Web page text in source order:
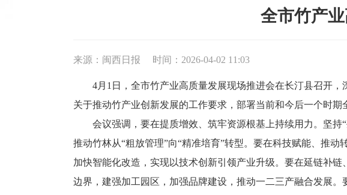
全市竹产
来源：闽西日报 时间：2026-04-02 11:03
4月1日，全市竹产业高质量发展现场推进会在长汀县召开，
关于推动竹产业创新发展的工作要求，部署当前和今后一个时
会议强调，要在提质增效、筑牢资源根基上持续用力。坚持“
推动竹林从“粗放管理”向“精准培育”转型。要在科技赋能、推
加快智能化改造，实现以技术创新引领产业升级。要在延链补
边界，建强加工园区，加强品牌建设，推动一二三产融合发展